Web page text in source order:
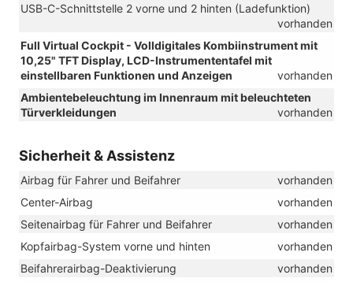
USB-C-Schnittstelle 2 vorne und 2 hinten (Ladefunktion)
vorhanden
Full Virtual Cockpit - Volldigitales Kombiinstrument mit
10,25" TFT Display, LCD-Instrumententafel mit
einstellbaren Funktionen und Anzeigen
vorhanden
Ambientebeleuchtung im Innenraum mit beleuchteten
Türverkleidungen
vorhanden
Sicherheit & Assistenz
Airbag für Fahrer und Beifahrer
vorhanden
Center-Airbag
vorhanden
Seitenairbag für Fahrer und Beifahrer
vorhanden
Kopfairbag-System vorne und hinten
vorhanden
Beifahrerairbag-Deaktivierung
vorhanden